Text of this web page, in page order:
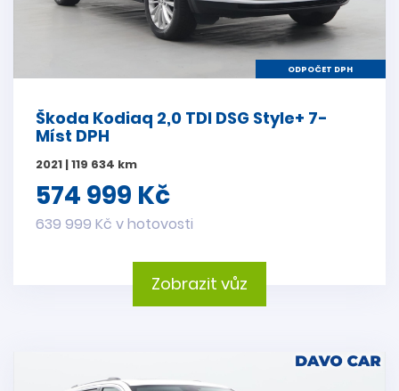
ODPOČET DPH
Škoda Kodiaq 2,0 TDI DSG Style+ 7-
Míst DPH
2021 | 119 634 km
574 999 Kč
639 999 Kč v hotovosti
Zobrazit vůz